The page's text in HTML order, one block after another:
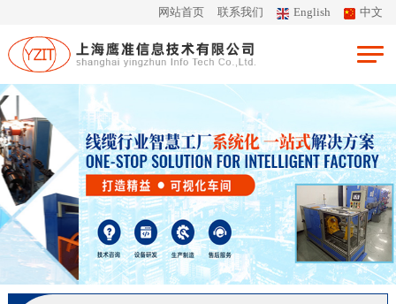
网站首页 联系我们 English 中文